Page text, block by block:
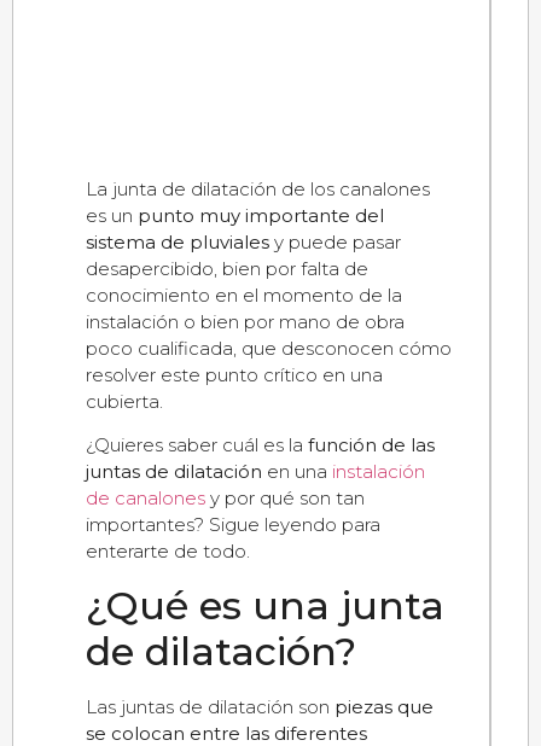
La junta de dilatación de los canalones
es un punto muy importante del
sistema de pluviales y puede pasar
desapercibido, bien por falta de
conocimiento en el momento de la
instalación o bien por mano de obra
poco cualificada, que desconocen cómo
resolver este punto crítico en una
cubierta.
¿Quieres saber cuál es la función de las
juntas de dilatación en una instalación
de canalones y por qué son tan
importantes? Sigue leyendo para
enterarte de todo.
¿Qué es una junta
de dilatación?
Las juntas de dilatación son piezas que
se colocan entre las diferentes